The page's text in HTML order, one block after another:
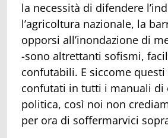
la necessità di difendere
l’agricoltura nazionale, la
opporsi all’inondazione di
-sono altrettanti sofismi,
confutabili. E siccome
confutati in tutti i manuali di
politica, così noi non
per ora di soffermarvici